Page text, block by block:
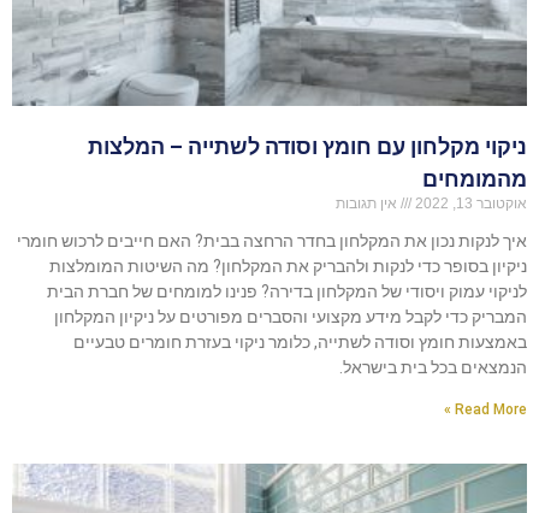
ניקוי מקלחון עם חומץ וסודה לשתייה – המלצות
מהמומחים
אוקטובר 13, 2022 אין תגובות
איך לנקות נכון את המקלחון בחדר הרחצה בבית? האם חייבים לרכוש חומרי
ניקיון בסופר כדי לנקות ולהבריק את המקלחון? מה השיטות המומלצות
לניקוי עמוק ויסודי של המקלחון בדירה? פנינו למומחים של חברת הבית
המבריק כדי לקבל מידע מקצועי והסברים מפורטים על ניקיון המקלחון
באמצעות חומץ וסודה לשתייה, כלומר ניקוי בעזרת חומרים טבעיים
הנמצאים בכל בית בישראל.
Read More »